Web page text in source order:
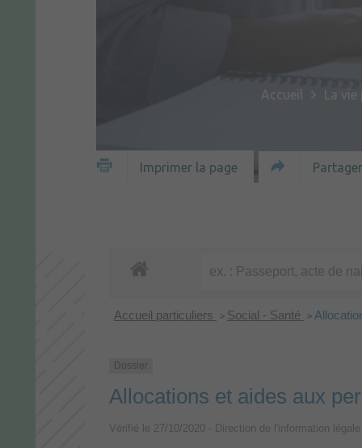
Accueil La
Imprimer la page
Accueil particuliers > Social - Santé >
Dossier
Allocations et aides aux
Vérifié le 27/10/2020 - Direction de l'information